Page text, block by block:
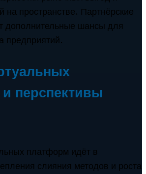
на пространстве. Партнёрские
дополнительные шансы для
предприятий.
перспективы
платформ идёт в
слияния методов и роста